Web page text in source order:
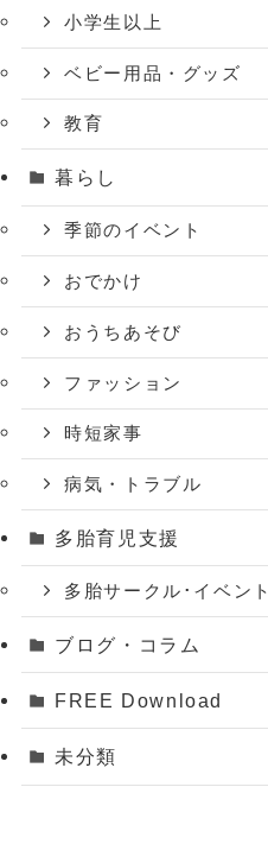
小学生以上
ベビー用品・グッズ
教育
暮らし
季節のイベント
おでかけ
おうちあそび
ファッション
時短家事
病気・トラブル
多胎育児支援
多胎サークル･イベント
ブログ・コラム
FREE Download
未分類